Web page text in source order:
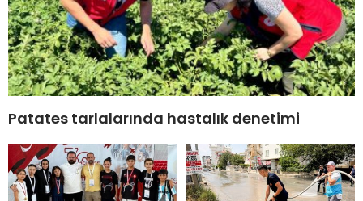
Patates tarlalarında hastalık denetimi